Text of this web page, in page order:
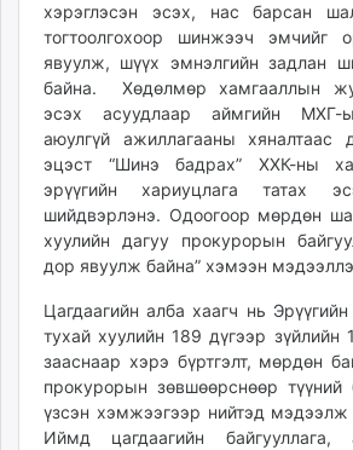
shuurhai.mn
unuudur.mn
isee.mn
mglradio.com
fact.mn
itoim.mn
tumen.mn
shuum.mn
times.mn
mass.mn
unegui.mn
toim.mn
tac.mn
хэрэглэсэн эсэх, нас барсан
тогтоолгохоор шинжээч эмчийг
явуулж, шүүх эмнэлгийн задлан
байна. Хөдөлмөр хамгааллын
эсэх асуудлаар аймгийн МХГ-
аюулгүй ажиллагааны хяналтаас
эцэст “Шинэ бадрах” ХХК-ны
эрүүгийн хариуцлага татах
шийдвэрлэнэ. Одоогоор мөрдөн
хуулийн дагуу прокурорын
дор явуулж байна” хэмээн
Цагдаагийн алба хаагч нь
тухай хуулийн 189 дүгээр зүйлийн
зааснаар хэрэ бүртгэлт, мөрдөн
прокурорын зөвшөөрснөөр түүний
үзсэн хэмжээгээр нийтэд мэдээлж
Иймд цагдаагийн